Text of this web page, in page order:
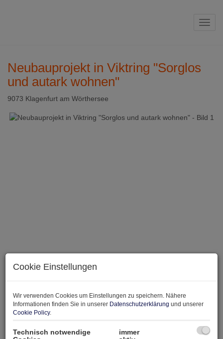
Neubauprojekt in Viktring "Sorglos
und autark wohnen"
9073 Klagenfurt am Wörthersee
Cookie Einstellungen
Wir verwenden Cookies um Einstellungen zu speichern. Nähere
Informationen finden Sie in unserer Datenschutzerklärung und unserer
Cookie Policy.
Technisch notwendige
immer